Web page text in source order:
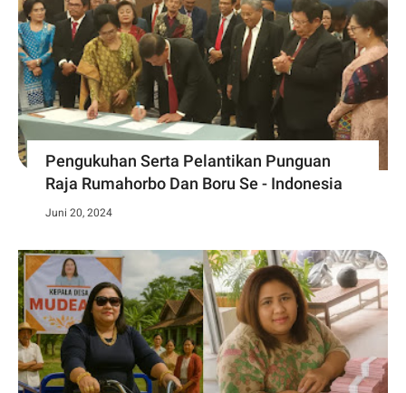
Pengukuhan Serta Pelantikan Punguan
Raja Rumahorbo Dan Boru Se - Indonesia
Juni 20, 2024